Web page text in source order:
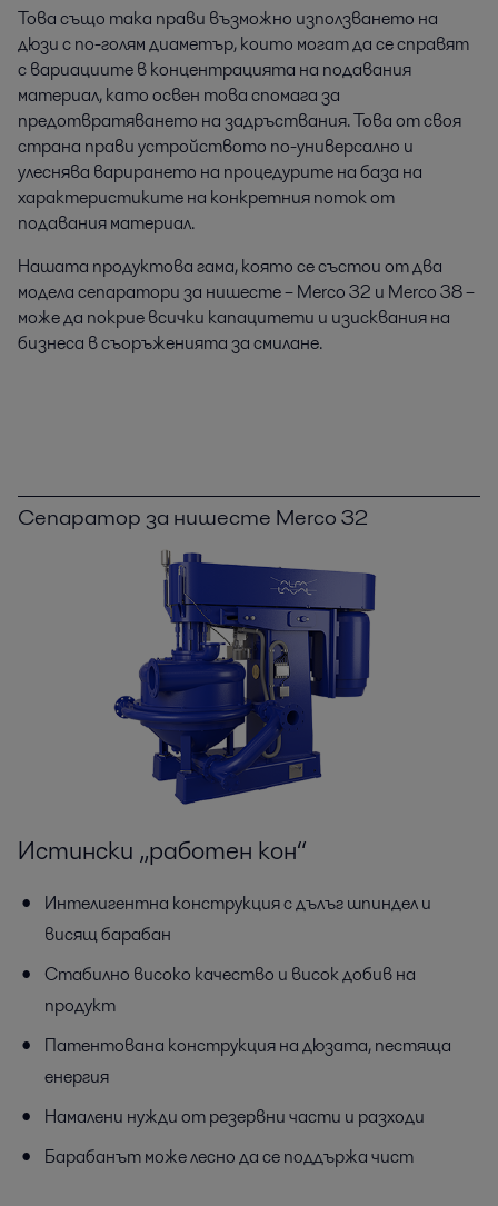
Това също така прави възможно използването на
дюзи с по-голям диаметър, които могат да се справят
с вариациите в концентрацията на подавания
материал, като освен това спомага за
предотвратяването на задръствания. Това от своя
страна прави устройството по-универсално и
улеснява варирането на процедурите на база на
характеристиките на конкретния поток от
подавания материал.
Нашата продуктова гама, която се състои от два
модела сепаратори за нишесте – Merco 32 и Merco 38 –
може да покрие всички капацитети и изисквания на
бизнеса в съоръженията за смилане.
Сепаратор за нишесте Merco 32
Истински „работен кон“
Интелигентна конструкция с дълъг шпиндел и
висящ барабан
Стабилно високо качество и висок добив на
продукт
Патентована конструкция на дюзата, пестяща
енергия
Намалени нужди от резервни части и разходи
Барабанът може лесно да се поддържа чист